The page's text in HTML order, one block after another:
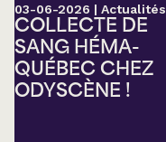
03-06-2026 | Actualités
COLLECTE DE
SANG HÉMA-
QUÉBEC CHEZ
ODYSCÈNE !